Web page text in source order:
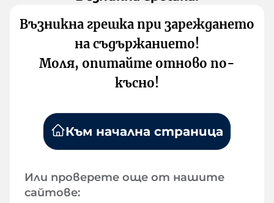
Възникна грешка при зареждането
на съдържанието!
Моля, опитайте отново по-
късно!
Към начална страница
Или проверете още от нашите
сайтове: